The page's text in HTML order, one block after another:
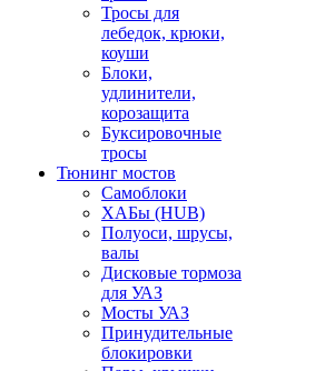
Тросы для
лебедок, крюки,
коуши
Блоки,
удлинители,
корозащита
Буксировочные
тросы
Тюнинг мостов
Самоблоки
ХАБы (HUB)
Полуоси, шрусы,
валы
Дисковые тормоза
для УАЗ
Мосты УАЗ
Принудительные
блокировки